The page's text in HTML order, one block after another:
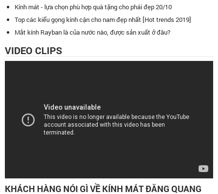
Kính mát - lựa chọn phù hợp quà tặng cho phái đẹp 20/10
Top các kiểu gọng kính cận cho nam đẹp nhất [Hot trends 2019]
Mắt kính Rayban là của nước nào, được sản xuất ở đâu?
VIDEO CLIPS
KHÁCH HÀNG NÓI GÌ VỀ KÍNH MÁT ĐĂNG QUANG